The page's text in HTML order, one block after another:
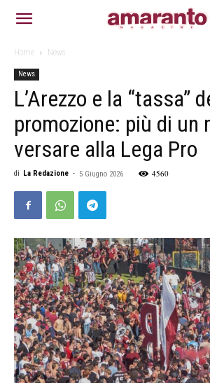
Home News
News
L’Arezzo e la “tassa”
promozione: più di un
versare alla Lega Pro
di La Redazione - 5 Giugno 2026 4560